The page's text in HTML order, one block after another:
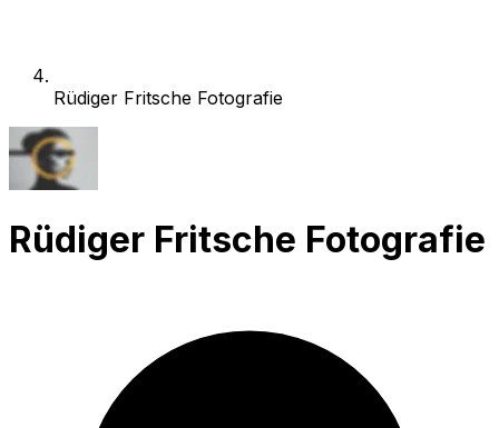
Rüdiger Fritsche Fotografie
Rüdiger Fritsche Fotografie